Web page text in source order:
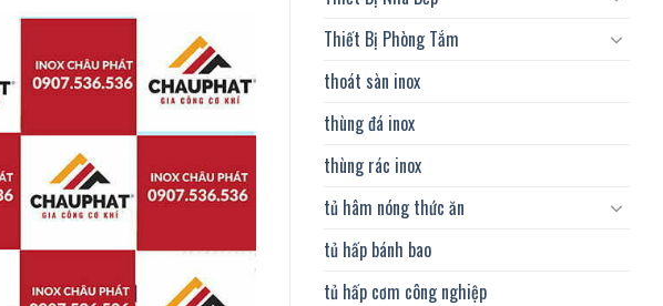
Thiết Bị Phòng Tắm
thoát sàn inox
thùng đá inox
thùng rác inox
tủ hâm nóng thức ăn
tủ hấp bánh bao
tủ hấp cơm công nghiệp